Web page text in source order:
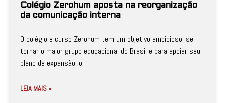
Colégio Zerohum aposta na reorganização
da comunicação interna
O colégio e curso Zerohum tem um objetivo ambicioso: se
tornar o maior grupo educacional do Brasil e para apoiar seu
plano de expansão, o
LEIA MAIS »